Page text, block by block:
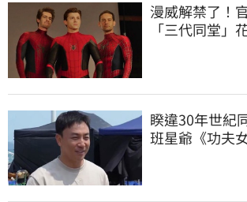
漫威解禁了！
「三代同堂」
睽違30年世紀
班星爺《功夫